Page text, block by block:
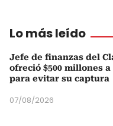
Lo más leído
Jefe de finanzas del
ofreció $500 millones
para evitar su captura
07/08/2026